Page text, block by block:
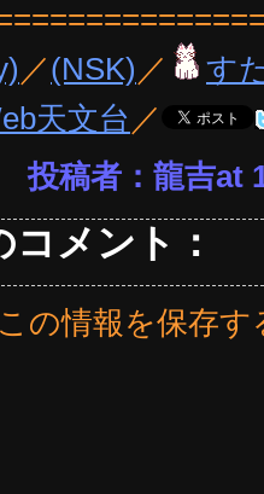
／(NSK) ／
す
天文台 ／
投稿者：龍吉at
メント：
この情報を保存す